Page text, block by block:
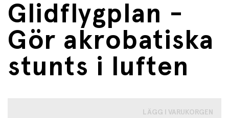
Glidflygplan -
Gör akrobatiska
stunts i luften
LÄGG I VARUKORGEN